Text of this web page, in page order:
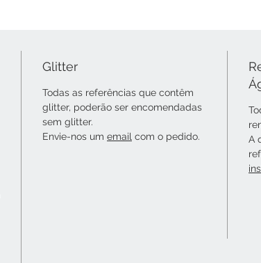
Glitter
Todas as referências que contêm
glitter, poderão ser encomendadas
sem glitter.
Envie-nos um email com o pedido.
A